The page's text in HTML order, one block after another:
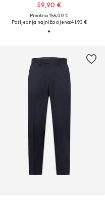
59,90 €
Prvotno: 155,00 €
Posljednja najniža cijena:41,93 €